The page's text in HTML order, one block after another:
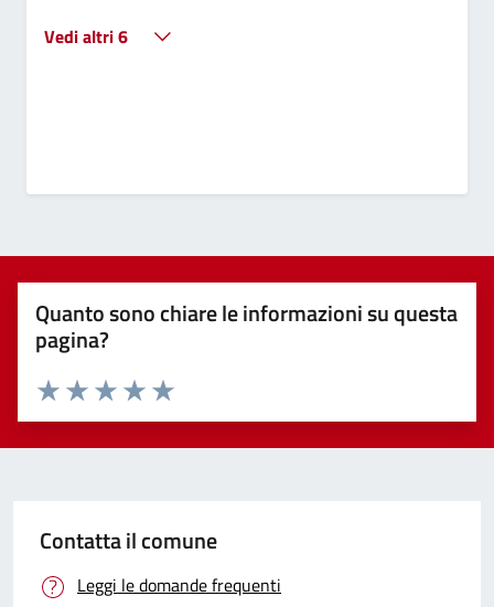
Vedi altri 6
Quanto sono chiare le informazioni su questa
pagina?
Valuta 5 stelle su 5
Valuta 4 stelle su 5
Valuta 3 stelle su 5
Valuta 2 stelle su 5
Valuta 1 stelle su 5
Contatta il comune
Leggi le domande frequenti